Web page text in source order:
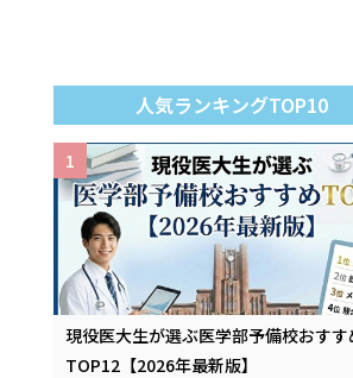
人気ランキングTOP10
現役医大生が選ぶ医学部予備校おす
TOP12【2026年最新版】
1